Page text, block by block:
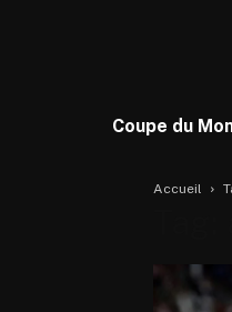
Coupe du
Accueil